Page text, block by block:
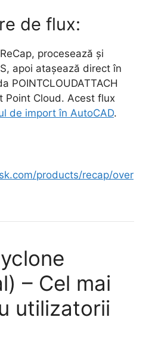
de flux:
procesează și
apoi atașează direct în
POINTCLOUDATTACH
Point Cloud. Acest flux
de import în AutoCAD.
products/recap/over
– Cel mai
utilizatorii